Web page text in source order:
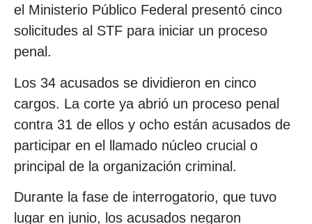
el Ministerio Público Federal presentó cinco
solicitudes al STF para iniciar un proceso
penal.
Los 34 acusados se dividieron en cinco
cargos. La corte ya abrió un proceso penal
contra 31 de ellos y ocho están acusados de
participar en el llamado núcleo crucial o
principal de la organización criminal.
Durante la fase de interrogatorio, que tuvo
lugar en junio, los acusados negaron